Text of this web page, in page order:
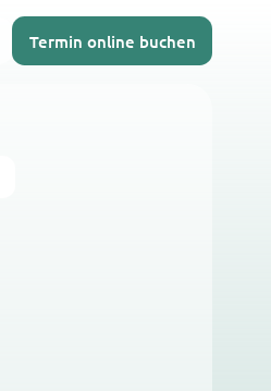
Termin online buchen